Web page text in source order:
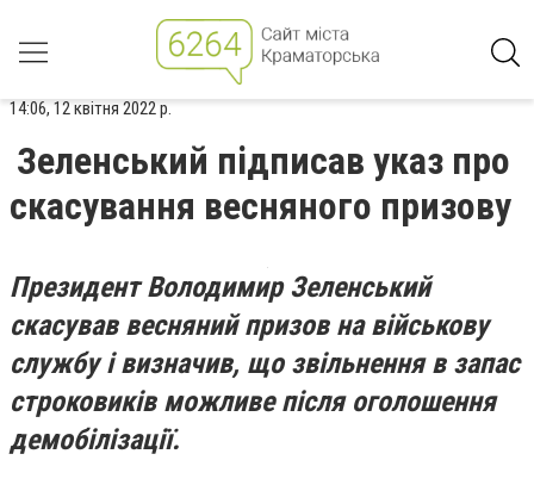
14:06, 12 квітня 2022 р.
Зеленський підписав указ про
скасування весняного призову
Президент Володимир Зеленський
скасував весняний призов на військову
службу і визначив, що звільнення в запас
строковиків можливе після оголошення
демобілізації.